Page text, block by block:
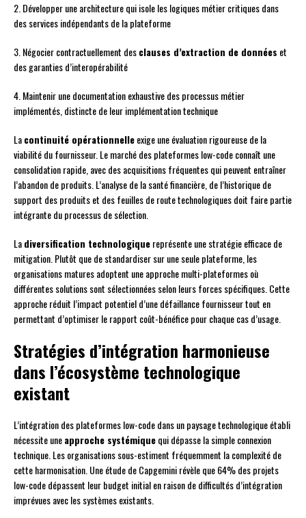
2. Développer une architecture qui isole les logiques métier critiques dans
des services indépendants de la plateforme
3. Négocier contractuellement desclauses d’extraction de données et
des garanties d’interopérabilité
4. Maintenir une documentation exhaustive des processus métier
implémentés, distincte de leur implémentation technique
Lacontinuité opérationnelleexige une évaluation rigoureuse de la
viabilité du fournisseur. Le marché des plateformes low-code connaît une
consolidation rapide, avec des acquisitions fréquentes qui peuvent entraîner
l’abandon de produits. L’analyse de la santé financière, de l’historique de
support des produits et des feuilles de route technologiques doit faire partie
intégrante du processus de sélection.
Ladiversification technologiquereprésente une stratégie efficace de
mitigation. Plutôt que de standardiser sur une seule plateforme, les
organisations matures adoptent une approche multi-plateformes où
différentes solutions sont sélectionnées selon leurs forces spécifiques. Cette
approche réduit l’impact potentiel d’une défaillance fournisseur tout en
permettant d’optimiser le rapport coût-bénéfice pour chaque cas d’usage.
Stratégies d’intégration harmonieuse
dans l’écosystème technologique
existant
L’intégration des plateformes low-code dans un paysage technologique établi
nécessite uneapproche systémiquequi dépasse la simple connexion
technique. Les organisations sous-estiment fréquemment la complexité de
cette harmonisation. Une étude de Capgemini révèle que 64% des projets
low-code dépassent leur budget initial en raison de difficultés d’intégration
imprévues avec les systèmes existants.